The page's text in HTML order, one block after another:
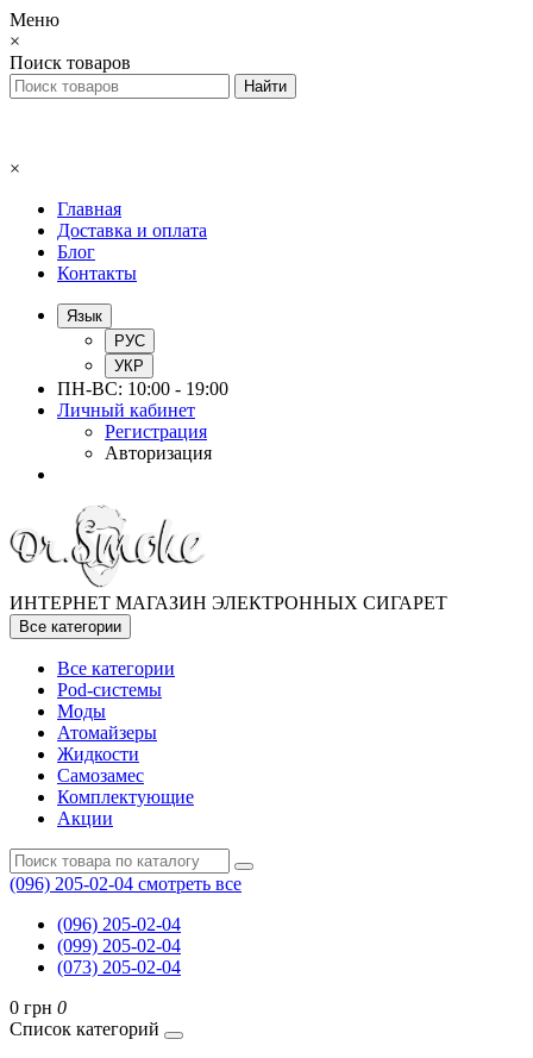
Меню
×
Поиск товаров
×
Главная
Доставка и оплата
Блог
Контакты
Язык
РУС
УКР
ПН-ВС: 10:00 - 19:00
Личный кабинет
Регистрация
Авторизация
ИНТЕРНЕТ МАГАЗИН ЭЛЕКТРОННЫХ СИГАРЕТ
Все категории
Все категории
Pod-системы
Моды
Атомайзеры
Жидкости
Самозамес
Комплектующие
Акции
(096) 205-02-04 смотреть все
(096) 205-02-04
(099) 205-02-04
(073) 205-02-04
0 грн 0
Список категорий